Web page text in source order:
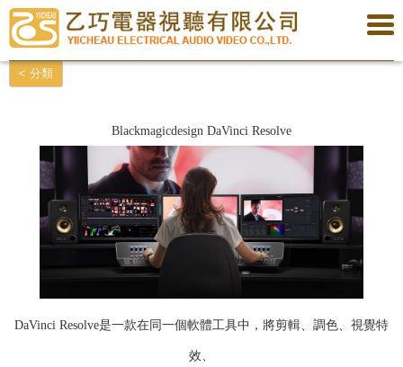
< 分類
Blackmagicdesign DaVinci Resolve
DaVinci Resolve是一款在同一個軟體工具中，將剪輯、調色、視覺特
效、